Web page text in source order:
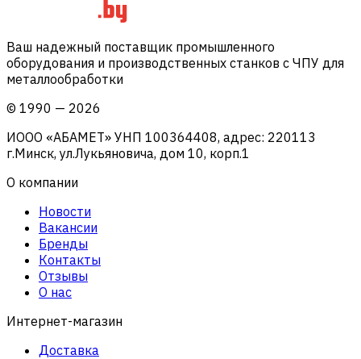
Ваш надежный поставщик промышленного
оборудования и производственных станков с ЧПУ для
металлообработки
© 1990 — 2026
ИООО «АБАМЕТ» УНП 100364408, адрес: 220113
г.Минск, ул.Лукьяновича, дом 10, корп.1
О компании
Новости
Вакансии
Бренды
Контакты
Отзывы
О нас
Интернет-магазин
Доставка